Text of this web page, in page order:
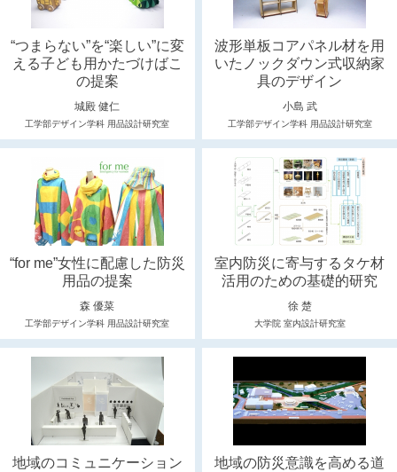
“つまらない”を“楽しい”に変
える子ども用かたづけばこ
の提案
城殿 健仁
工学部デザイン学科 用品設計研究室
波形単板コアパネル材を用
いたノックダウン式収納家
具のデザイン
小島 武
工学部デザイン学科 用品設計研究室
“for me”女性に配慮した防災
用品の提案
森 優菜
工学部デザイン学科 用品設計研究室
室内防災に寄与するタケ材
活用のための基礎的研究
徐 楚
大学院 室内設計研究室
地域のコミュニケーション
地域の防災意識を高める道